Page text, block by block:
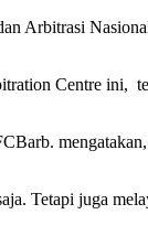
Arbitrasi
Centre ini,
Tetapi juga